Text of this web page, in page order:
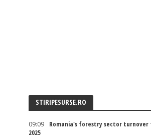
STIRIPESURSE.RO
09:09
Romania's forestry sector turnover
2025